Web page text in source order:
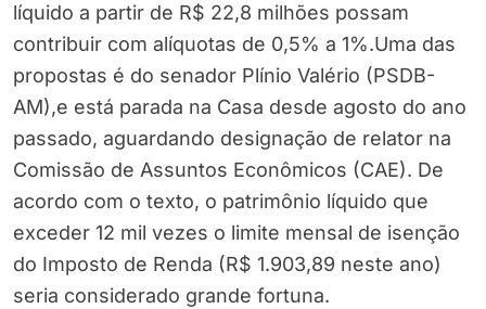
líquido a partir de R$ 22,8 milhões possam
contribuir com alíquotas de 0,5% a 1%.Uma das
propostas é do senador Plínio Valério (PSDB-
AM),e está parada na Casa desde agosto do ano
passado, aguardando designação de relator na
Comissão de Assuntos Econômicos (CAE). De
acordo com o texto, o patrimônio líquido que
exceder 12 mil vezes o limite mensal de isenção
do Imposto de Renda (R$ 1.903,89 neste ano)
seria considerado grande fortuna.